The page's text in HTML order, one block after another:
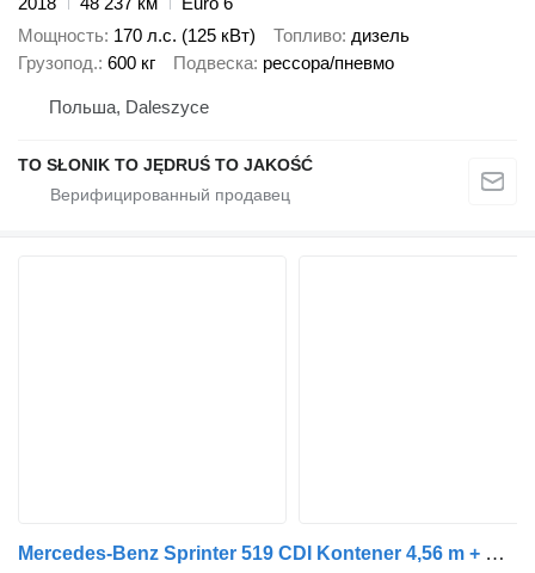
Мощность 170 л.с. (125 кВт) Топливо дизель
Грузопод. 600 кг Подвеска рессора/пневмо
Польша, Daleszyce
TO SŁONIK TO JĘDRUŚ TO JAKOŚĆ
Mercedes-Benz Sprinter 519 CDI Kontener 4,56 m + Drzwi Bliźniaki Automat Salon